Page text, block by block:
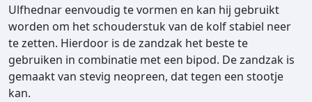
d
z
a
k
a
a
Ulfhednar eenvoudig te vormen en kan hij gebruikt
worden om het schouderstuk van de kolf stabiel neer
te zetten. Hierdoor is de zandzak het beste te
gebruiken in combinatie met een bipod. De zandzak is
gemaakt van stevig neopreen, dat tegen een stootje
kan.